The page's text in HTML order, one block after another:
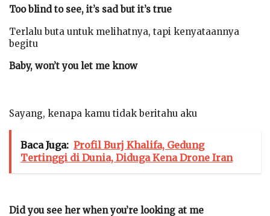
Too blind to see, it’s sad but it’s true
Terlalu buta untuk melihatnya, tapi kenyataannya
begitu
Baby, won’t you let me know
Sayang, kenapa kamu tidak beritahu aku
Baca Juga: Profil Burj Khalifa, Gedung
Tertinggi di Dunia, Diduga Kena Drone Iran
Did you see her when you’re looking at me